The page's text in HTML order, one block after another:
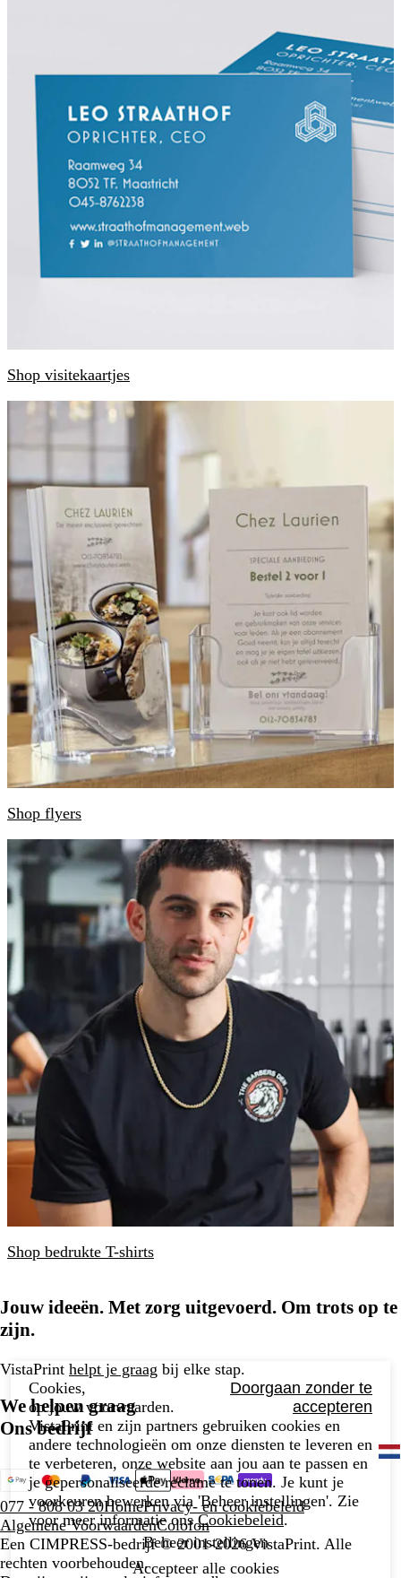
Shop visitekaartjes
Shop flyers
Shop bedrukte T-shirts
Jouw ideeën. Met zorg uitgevoerd. Om trots op te
zijn.
VistaPrint helpt je graag bij elke stap.
We helpen graag
Ons bedrijf
077 - 808 03 20HomePrivacy- en cookiebeleid
Algemene VoorwaardenColofon
Een CIMPRESS-bedrijf© 2001-2026 VistaPrint. Alle
rechten voorbehouden.
Cookies,
op jouw voorwaarden.
Doorgaan zonder te
accepteren
VistaPrint en zijn partners gebruiken cookies en
andere technologieën om onze diensten te leveren en
te verbeteren, onze website aan jou aan te passen en
je gepersonaliseerde reclame te tonen. Je kunt je
voorkeuren bewerken via 'Beheer instellingen'. Zie
voor meer informatie onsCookiebeleid.
Beheer instellingen
Accepteer alle cookies